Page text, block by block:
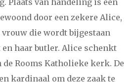
maart april mei juni juli
oktober november
door een zekere Alice,
die wordt bijgestaan
en haar butler. Alice schenkt
de Rooms Katholieke kerk. De
kardinaal om deze zaak te